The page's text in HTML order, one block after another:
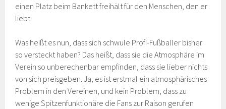
einen Platz beim Bankett freihält für den Menschen, den er
liebt.
Was heißt es nun, dass sich schwule Profi-Fußballer bisher
so versteckt haben? Das heißt, dass sie die Atmosphäre im
Verein so unberechenbar empfinden, dass sie lieber nichts
von sich preisgeben. Ja, es ist erstmal ein atmosphärisches
Problem in den Vereinen, und kein Problem, dass zu
wenige Spitzenfunktionäre die Fans zur Raison gerufen